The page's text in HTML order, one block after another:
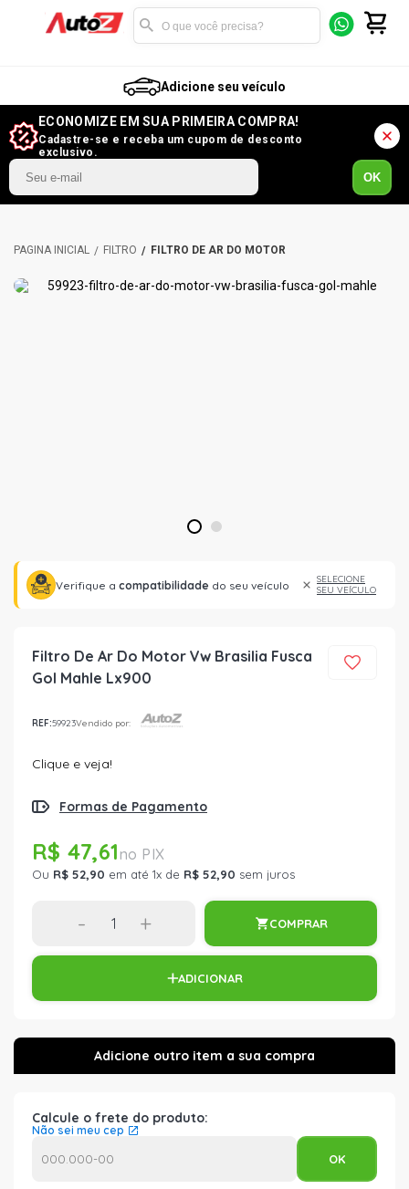
Adicione seu veículo
ECONOMIZE EM SUA PRIMEIRA COMPRA!
Cadastre-se e receba um cupom de desconto
exclusivo.
OK
FILTRO FILTRO DE AR DO MOTOR
1 2
Verifique a compatibilidade do seu veículo
SELECIONE
SEU VEÍCULO
Filtro De Ar Do Motor Vw Brasilia Fusca
Gol Mahle Lx900
REF:59923Vendido por:
Clique e veja!
Formas de Pagamento
R$ 47,61
Ou R$ 52,90 em até 1x de R$ 52,90 sem juros
- + COMPRAR
ADICIONAR
Calcule o frete do produto:
Não sei meu cep